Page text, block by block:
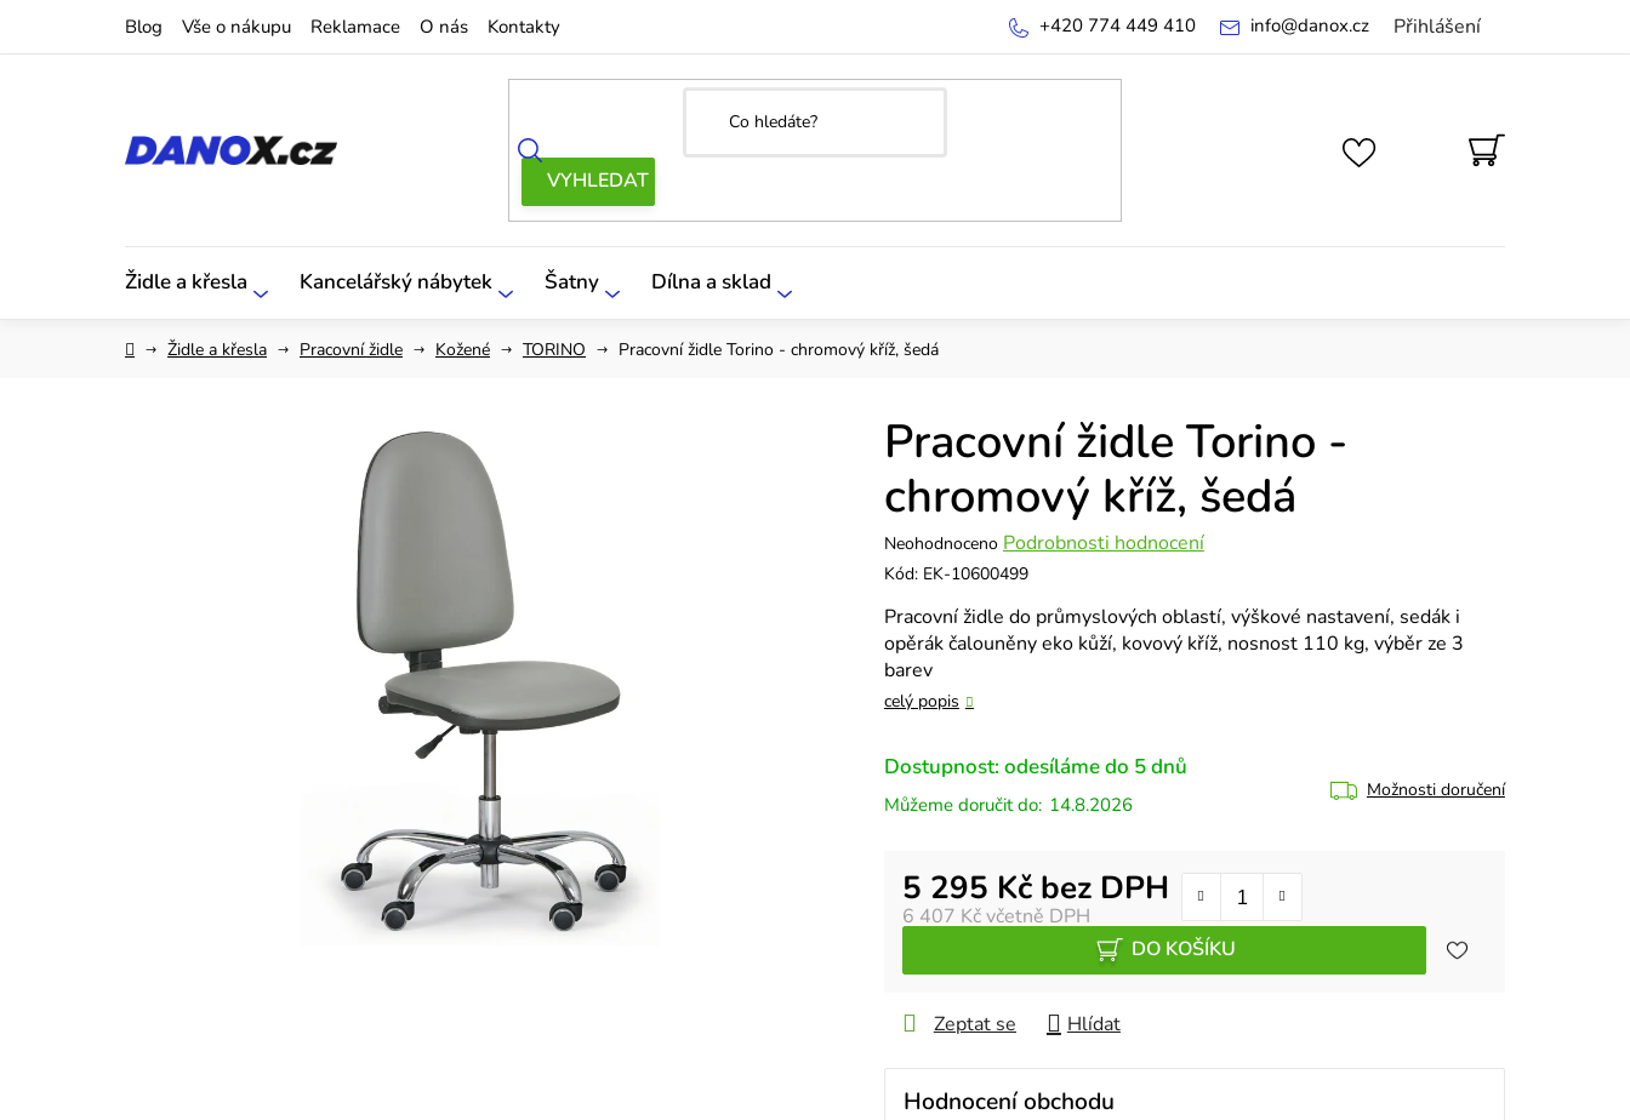
Blog Vše o nákupu Reklamace O nás Kontakty Přihlášení
info@danox.cz
+420 774 449 410
NÁKUPNÍ
KOŠÍK
Židle a křesla Kancelářský nábytek Šatny Dílna a sklad
DomůŽidle a křesla Pracovní židle Kožené TORINO Pracovní židle Torino - chromový kříž, šedá
Pracovní židle Torino -
chromový kříž, šedá
Průměrné
hodnocení
je
0,0
z
5
Neohodnoceno Podrobnosti hodnocení
Kód: EK-10600499
Pracovní židle do průmyslových oblastí, výškové nastavení, sedák i
opěrák čalouněny eko kůží, kovový kříž, nosnost 110 kg, výběr ze 3
barev
celý popis
Dostupnost: odesíláme do 5 dnů
14.8.2026
Možnosti doručení
6 407 Kčvčetně DPH
5 295 Kč bez DPH
Měrná cena:
DO KOŠÍKU
Zeptat se Hlídat
Hodnocení obchodu